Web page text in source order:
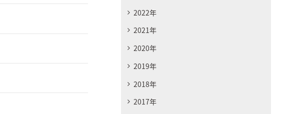
2022年
2021年
2020年
2019年
2018年
2017年